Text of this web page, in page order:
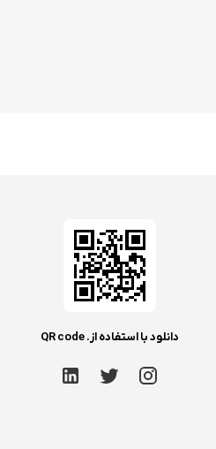
دانلود با استفاده از. QR code